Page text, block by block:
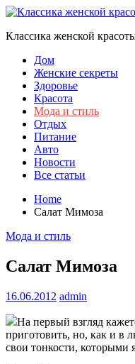
Skip
content
Классика женской
Дом
Женские секреты
Здоровье
Красота
Мода и стиль
Отдых
Питание
Авто
Новости
Все статьи
Home
Салат Мимоза
Мода и стиль
Салат Мимоза
16.06.2012 admin
На первый взгляд
приготовить, но, как и в
свои тонкости, которыми